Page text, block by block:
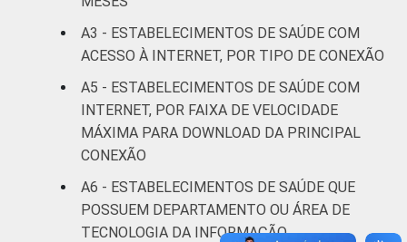
Fonte: CGI/NIC.br, Centro Regional de
Estudos para o Desenvolvimento da
Sociedade da Informação (Cetic.br),
Pesquisa sobre o uso das tecnologias de
informação e comunicação nos
estabelecimentos de saúde brasileiros – TIC
Saúde 2021.
A3 - ESTABELECIMENTOS DE SAÚDE COM
ACESSO À INTERNET, POR TIPO DE CONEXÃO
A5 - ESTABELECIMENTOS DE SAÚDE COM
INTERNET, POR FAIXA DE VELOCIDADE
MÁXIMA PARA DOWNLOAD DA PRINCIPAL
CONEXÃO
A6 - ESTABELECIMENTOS DE SAÚDE QUE
POSSUEM DEPARTAMENTO OU ÁREA DE
TECNOLOGIA DA INFORMAÇÃO